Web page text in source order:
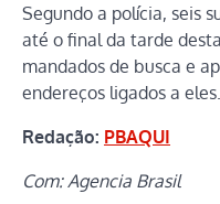
Segundo a polícia, seis
até o final da tarde
mandados de busca e
endereços ligados a eles.
Redação: PBAQUI
Com: Agencia Brasil